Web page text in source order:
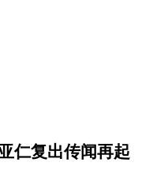
仁复出传闻再起